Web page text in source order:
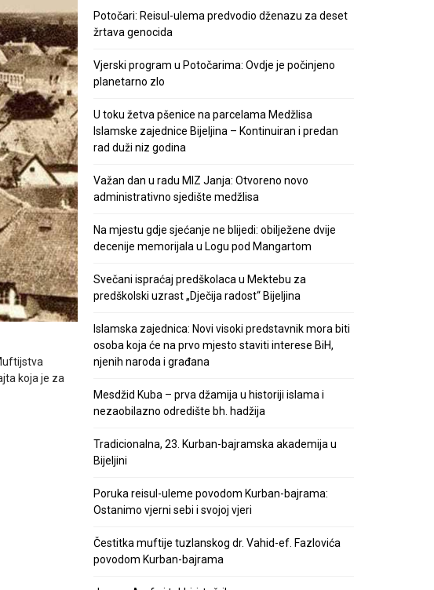
koja je za
Potočari: Reisul-ulema predvodio dženazu za deset
žrtava genocida
Vjerski program u Potočarima: Ovdje je počinjeno
planetarno zlo
U toku žetva pšenice na parcelama Medžlisa
Islamske zajednice Bijeljina – Kontinuiran i predan
rad duži niz godina
Važan dan u radu MIZ Janja: Otvoreno novo
administrativno sjedište medžlisa
Na mjestu gdje sjećanje ne blijedi: obilježene dvije
decenije memorijala u Logu pod Mangartom
Svečani ispraćaj predškolaca u Mektebu za
predškolski uzrast „Dječija radost“ Bijeljina
Islamska zajednica: Novi visoki predstavnik mora biti
osoba koja će na prvo mjesto staviti interese BiH,
njenih naroda i građana
Mesdžid Kuba – prva džamija u historiji islama i
nezaobilazno odredište bh. hadžija
Tradicionalna, 23. Kurban-bajramska akademija u
Bijeljini
Poruka reisul-uleme povodom Kurban-bajrama:
Ostanimo vjerni sebi i svojoj vjeri
Čestitka muftije tuzlanskog dr. Vahid-ef. Fazlovića
povodom Kurban-bajrama